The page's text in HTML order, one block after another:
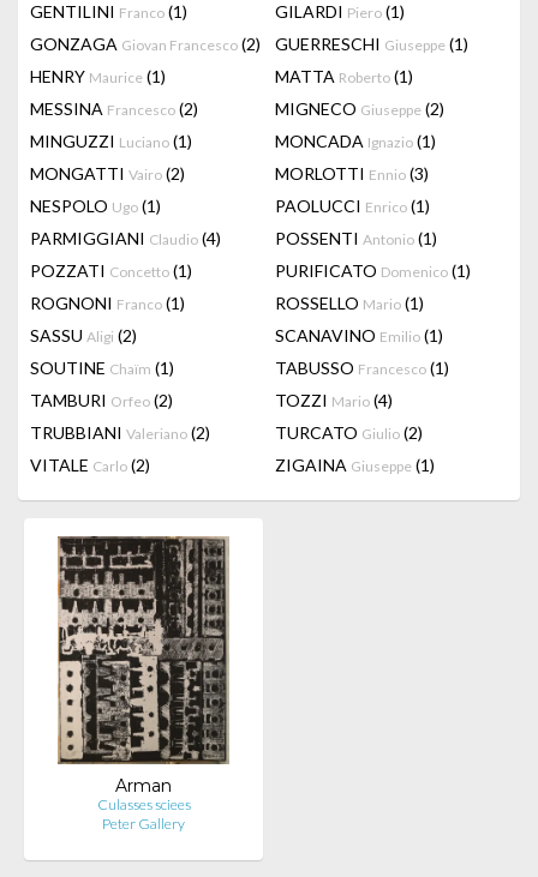
GENTILINI Franco (1) GILARDI Piero (1)
GONZAGA Giovan Francesco (2) GUERRESCHI Giuseppe (1)
HENRY Maurice (1) MATTA Roberto (1)
MESSINA Francesco (2) MIGNECO Giuseppe (2)
MINGUZZI Luciano (1) MONCADA Ignazio (1)
MONGATTI Vairo (2) MORLOTTI Ennio (3)
NESPOLO Ugo (1) PAOLUCCI Enrico (1)
PARMIGGIANI Claudio (4) POSSENTI Antonio (1)
POZZATI Concetto (1) PURIFICATO Domenico (1)
ROGNONI Franco (1) ROSSELLO Mario (1)
SASSU Aligi (2) SCANAVINO Emilio (1)
SOUTINE Chaïm (1) TABUSSO Francesco (1)
TAMBURI Orfeo (2) TOZZI Mario (4)
TRUBBIANI Valeriano (2) TURCATO Giulio (2)
VITALE Carlo (2) ZIGAINA Giuseppe (1)
Arman
Culasses sciees
Peter Gallery